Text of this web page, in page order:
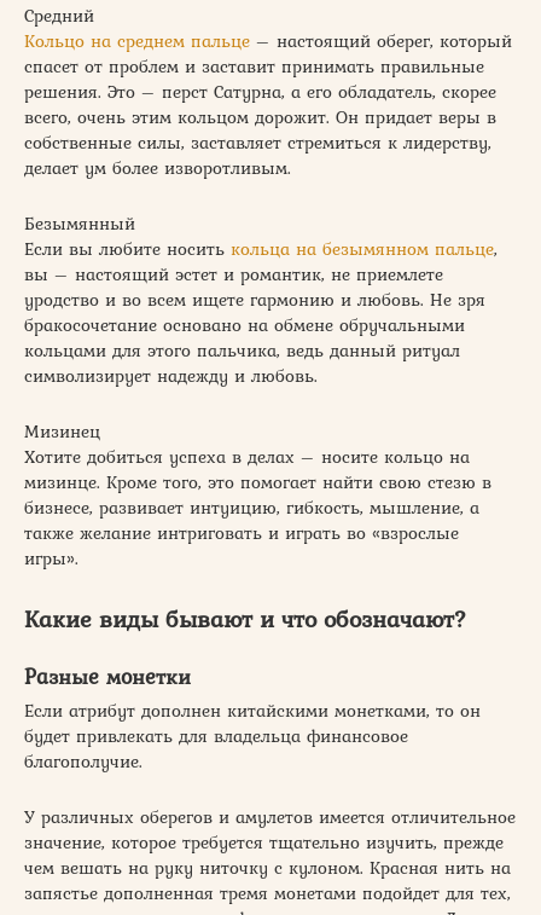
Средний
Кольцо на среднем пальце – настоящий оберег, который
спасет от проблем и заставит принимать правильные
решения. Это – перст Сатурна, а его обладатель, скорее
всего, очень этим кольцом дорожит. Он придает веры в
собственные силы, заставляет стремиться к лидерству,
делает ум более изворотливым.
Безымянный
Если вы любите носить кольца на безымянном пальце,
вы – настоящий эстет и романтик, не приемлете
уродство и во всем ищете гармонию и любовь. Не зря
бракосочетание основано на обмене обручальными
кольцами для этого пальчика, ведь данный ритуал
символизирует надежду и любовь.
Мизинец
Хотите добиться успеха в делах – носите кольцо на
мизинце. Кроме того, это помогает найти свою стезю в
бизнесе, развивает интуицию, гибкость, мышление, а
также желание интриговать и играть во «взрослые
игры».
Какие виды бывают и что обозначают?
Разные монетки
Если атрибут дополнен китайскими монетками, то он
будет привлекать для владельца финансовое
благополучие.
У различных оберегов и амулетов имеется отличительное
значение, которое требуется тщательно изучить, прежде
чем вешать на руку ниточку с кулоном. Красная нить на
запястье дополненная тремя монетами подойдет для тех,